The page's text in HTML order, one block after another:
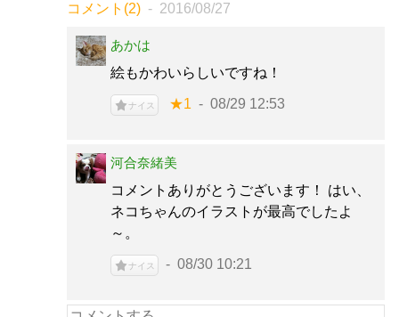
コメント(2) 2016/08/27
あかは
絵もかわいらしいですね！
ナイス ★1 08/29 12:53
河合奈緒美
コメントありがとうございます！ はい、
ネコちゃんのイラストが最高でしたよ
～。
ナイス 08/30 10:21